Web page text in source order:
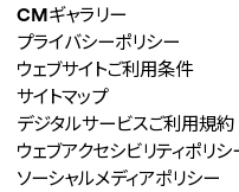
CMギャラリー
プライバシーポリシー
ウェブサイトご利用条件
サイトマップ
デジタルサービスご利用規約
ウェブアクセシビリティポリシ
ソーシャルメディアポリシー